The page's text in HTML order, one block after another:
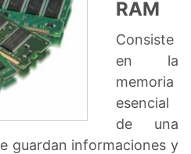
RAM
Consiste
en la
memoria
esencial
de una
guardan informaciones y